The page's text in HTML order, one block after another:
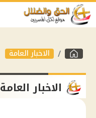
الاخبار العامة
الاخبار العامة